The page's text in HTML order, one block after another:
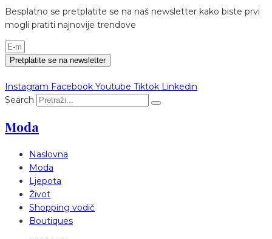
Besplatno se pretplatite se na naš newsletter kako biste prvi
mogli pratiti najnovije trendove
Pretplatite se na newsletter
Instagram Facebook Youtube Tiktok Linkedin
Search
Moda
Naslovna
Moda
Ljepota
Život
Shopping vodič
Boutiques